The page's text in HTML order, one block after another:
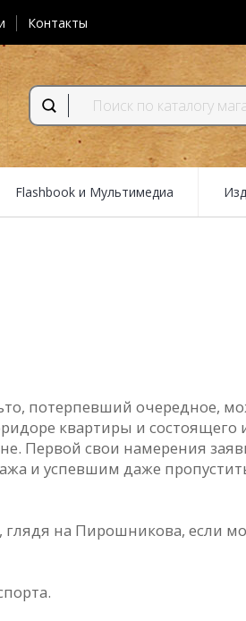
Контакты
Flashbook и Мультимедиа
потерпевший очередное,
квартиры и
Первой свои намерения
и успевшим даже
на Пирошникова, если